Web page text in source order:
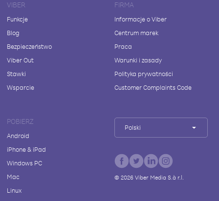
VIBER
Funkcje
Blog
Bezpieczeństwo
Viber Out
Stawki
Wsparcie
FIRMA
Informacje o Viber
Centrum marek
Praca
Warunki i zasady
Polityka prywatności
Customer Complaints Code
POBIERZ
Android
iPhone & iPad
Windows PC
Mac
Linux
Polski
© 2026Viber Media S.à r.l.